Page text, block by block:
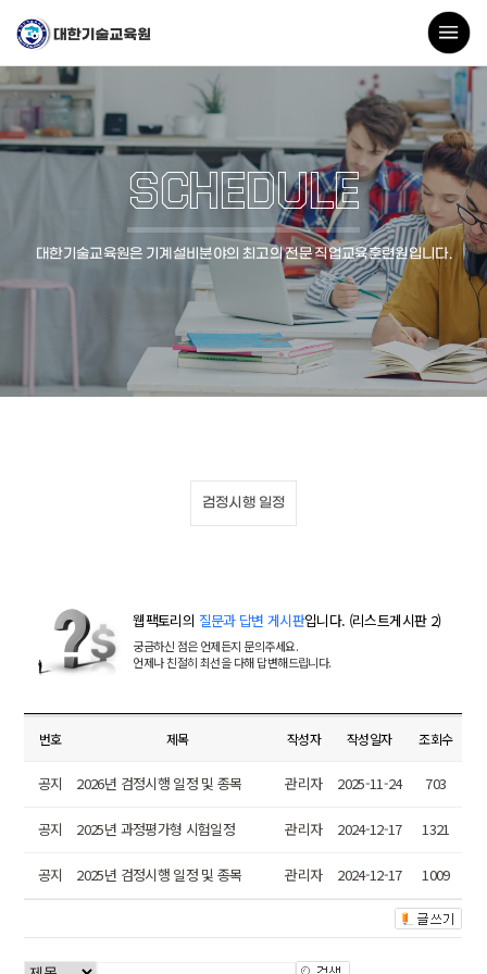
SCHEDULE
대한기술교육원은 기계설비분야의 최고의 전문 직업교육훈련원입니다.
검정시행 일정
웹팩토리의 질문과 답변 게시판입니다. (리스트게시판 2)
궁금하신 점은 언제든지 문의주세요.
언제나 친절히 최선을 다해 답변해드립니다.
번호 제목 작성자 작성일자 조회수
공지 2026년 검정시행 일정 및 종목 관리자 2025-11-24 703
공지 2025년 과정평가형 시험일정 관리자 2024-12-17 1321
공지 2025년 검정시행 일정 및 종목 관리자 2024-12-17 1009